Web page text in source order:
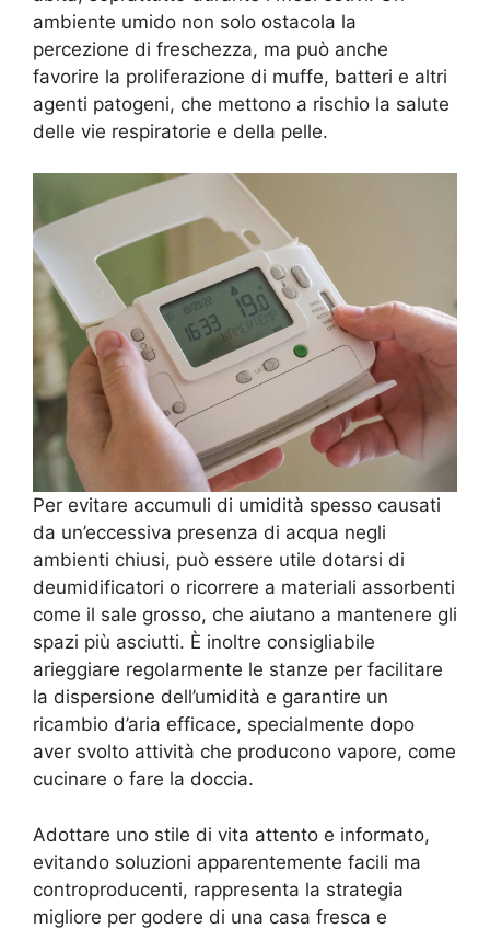
ambiente umido non solo ostacola la
percezione di freschezza, ma può anche
favorire la proliferazione di muffe, batteri e altri
agenti patogeni, che mettono a rischio la salute
delle vie respiratorie e della pelle.
Per evitare accumuli di umidità spesso causati
da un’eccessiva presenza di acqua negli
ambienti chiusi, può essere utile dotarsi di
deumidificatori o ricorrere a materiali assorbenti
come il sale grosso, che aiutano a mantenere gli
spazi più asciutti. È inoltre consigliabile
arieggiare regolarmente le stanze per facilitare
la dispersione dell’umidità e garantire un
ricambio d’aria efficace, specialmente dopo
aver svolto attività che producono vapore, come
cucinare o fare la doccia.
Adottare uno stile di vita attento e informato,
evitando soluzioni apparentemente facili ma
controproducenti, rappresenta la strategia
migliore per godere di una casa fresca e